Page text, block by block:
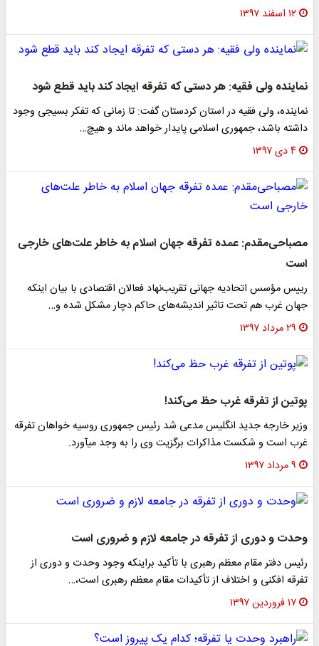
۱۲ اسفند ۱۳۹۷
نماینده ولی فقیه: هر دستی که تفرقه ایجاد ‌کند باید قطع شود
نماینده، ولی فقیه در استان کردستان گفت: تا زمانی که تفکر بسیجی وجود
داشته باشد، جمهوری اسلامی پایدار خواهد ماند و هیچ…
۴ دی ۱۳۹۷
مصباحی‌مقدم: عمده تفرقه جهان اسلام به خاطر علت‌های خارجی
است
رییس مؤسس اتحادیه جهانی تقریب‌نهاد فعالان اقتصادی با بیان اینکه
جهان غرب هم تحت تاثیر اندیشه‌های حاکم دچار مشکل شده و…
۲۹ مرداد ۱۳۹۷
پوتین از تفرقه غرب حظ می‌کند!
وزیر خارجه جدید انگلیس مدعی شد رئیس جمهوری روسیه خواهان تفرقه
غرب است و شکست مذاکرات برگزیت وی را به وجد می‎آورد.
۹ مرداد ۱۳۹۷
وحدت و دوری از تفرقه در جامعه لازم و ضروری است
رئیس دفتر مقام معظم رهبری با تأکید براینکه وجود وحدت و دوری از
تفرقه افکنی و اختلاف از تأکیدات مقام معظم رهبری است،…
۱۷ فروردین ۱۳۹۷